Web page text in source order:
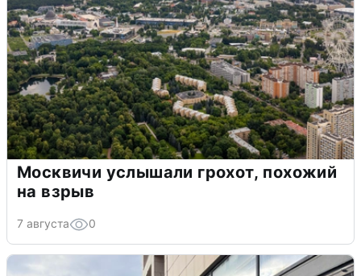
Москвичи услышали грохот, похожий
на взрыв
7 августа 0